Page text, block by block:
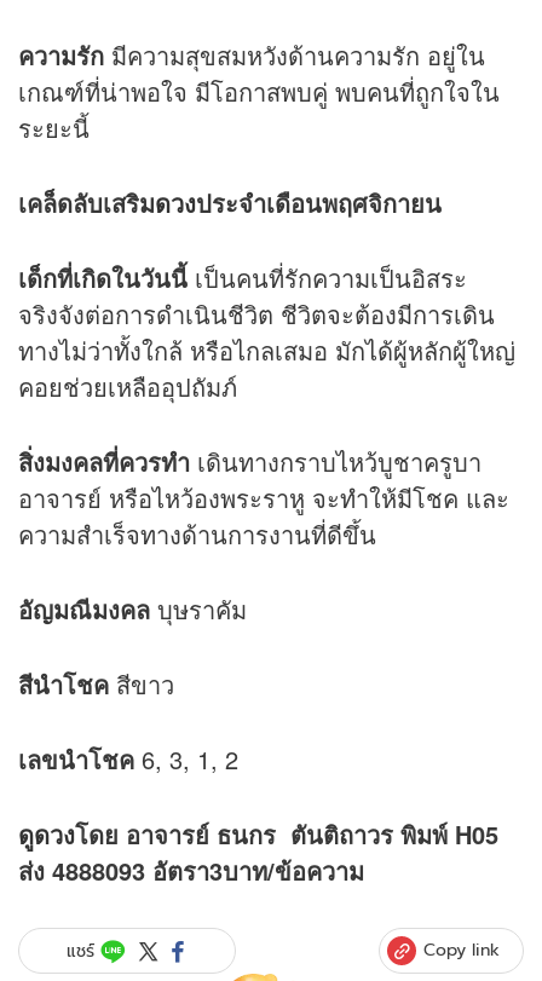
ความรัก มีความสุขสมหวังด้านความรัก อยู่ใน
เกณฑ์ที่น่าพอใจ มีโอกาสพบคู่ พบคนที่ถูกใจใน
ระยะนี้
เคล็ดลับเสริมดวงประจำเดือนพฤศจิกายน
เด็กที่เกิดในวันนี้ เป็นคนที่รักความเป็นอิสระ
จริงจังต่อการดำเนินชีวิต ชีวิตจะต้องมีการเดิน
ทางไม่ว่าทั้งใกล้ หรือไกลเสมอ มักได้ผู้หลักผู้ใหญ่
คอยช่วยเหลืออุปถัมภ์
สิ่งมงคลที่ควรทำ เดินทางกราบไหว้บูชาครูบา
อาจารย์ หรือไหว้องพระราหู จะทำให้มีโชค และ
ความสำเร็จทางด้านการงานที่ดีขึ้น
อัญมณีมงคล บุษราคัม
สีนำโชค สีขาว
เลขนำโชค 6, 3, 1, 2
ดูดวงโดย อาจารย์ ธนกร ตันติถาวร พิมพ์ H05
ส่ง 4888093 อัตรา3บาท/ข้อความ
แชร์ Copy link